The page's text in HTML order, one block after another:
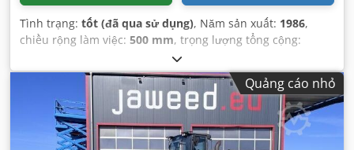
Tình trạng: tốt (đã qua sử dụng), Năm sản xuất: 1986,
chiều rộng làm việc: 500 mm, trọng lượng tổng cộng:
, số máy/phương tiện:
Quảng cáo nhỏ